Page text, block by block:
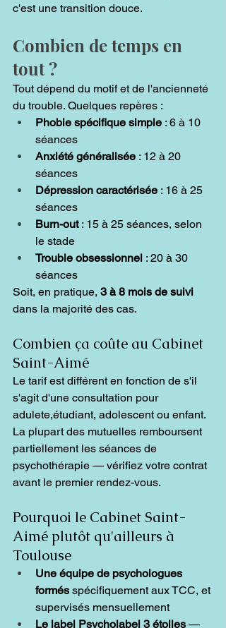
c'est une transition douce.
Combien de temps en
tout ?
Tout dépend du motif et de l'ancienneté
du trouble. Quelques repères :
Phobie spécifique simple : 6 à 10
séances
Anxiété généralisée : 12 à 20
séances
Dépression caractérisée : 16 à 25
séances
Burn-out : 15 à 25 séances, selon
le stade
Trouble obsessionnel : 20 à 30
séances
Soit, en pratique, 3 à 8 mois de suivi
dans la majorité des cas.
Combien ça coûte au Cabinet
Saint-Aimé
Le tarif est différent en fonction de s'il
s'agit d'une consultation pour
adulete,étudiant, adolescent ou enfant.
La plupart des mutuelles remboursent
partiellement les séances de
psychothérapie — vérifiez votre contrat
avant le premier rendez-vous.
Pourquoi le Cabinet Saint-
Aimé plutôt qu'ailleurs à
Toulouse
Une équipe de psychologues
formés spécifiquement aux TCC, et
supervisés mensuellement
Le label Psycholabel 3 étoiles —